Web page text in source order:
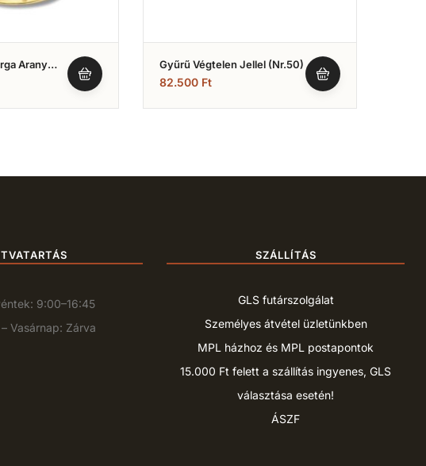
Arany
Gyűrű Végtelen Jellel (Nr.50)
82.500 Ft
9:00–16:45
Vasárnap: Zárva
SZÁLLÍTÁS
GLS futárszolgálat
Személyes átvétel üzletünkben
MPL házhoz és MPL postapontok
15.000 Ft felett a szállítás ingyenes, GLS
választása esetén!
ÁSZF